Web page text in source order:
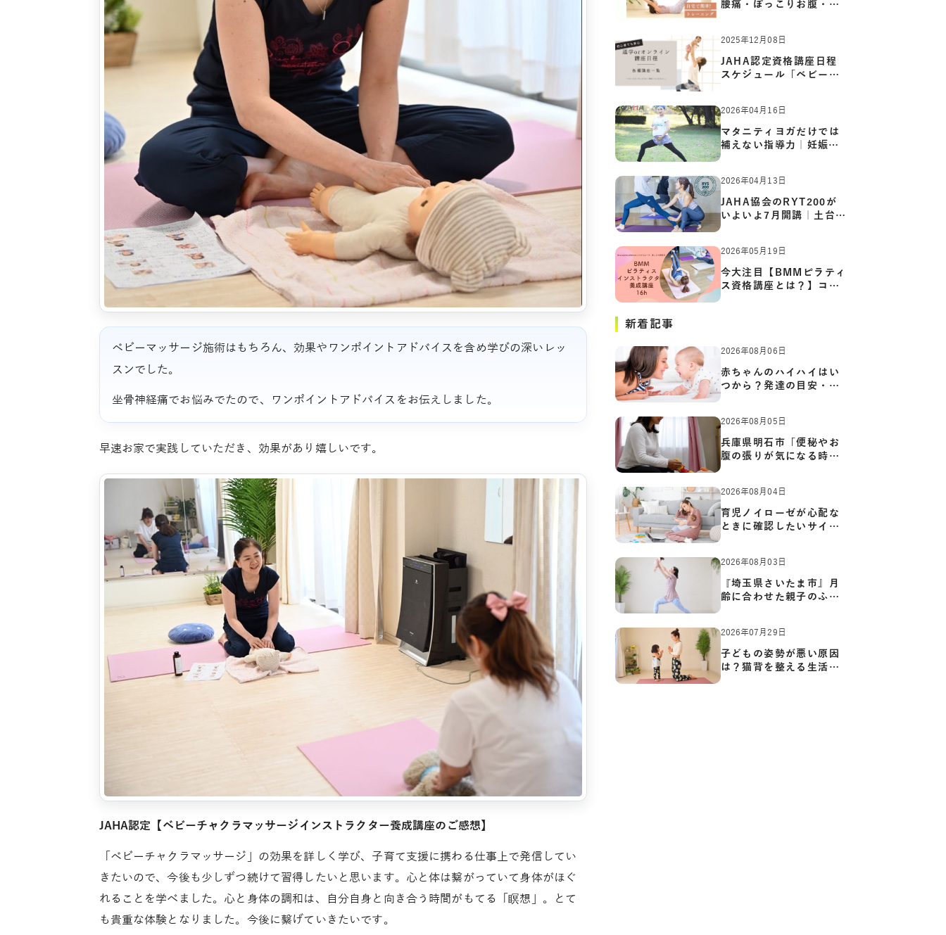
ベビーマッサージ施術はもちろん、効果やワンポイントアドバイスを含め学びの深いレッ
スンでした。
坐骨神経痛でお悩みでたので、ワンポイントアドバイスをお伝えしました。
早速お家で実践していただき、効果があり嬉しいです。
JAHA認定【ベビーチャクラマッサージインストラクター養成講座のご感想】
「ベビーチャクラマッサージ」の効果を詳しく学び、子育て支援に携わる仕事上で発信してい
きたいので、今後も少しずつ続けて習得したいと思います。心と体は繋がっていて身体がほぐ
れることを学べました。心と身体の調和は、自分自身と向き合う時間がもてる「瞑想」。とて
も貴重な体験となりました。今後に繋げていきたいです。
腰痛・ぽっこりお腹・姿
2025年12月08日
JAHA認定資格講座日程
スケジュール「ベビーヨ
2026年04月16日
マタニティヨガだけでは
補えない指導力｜妊娠期
の体…
2026年04月13日
JAHA協会のRYT200が
いよいよ7月開講｜土台か
ら応用ま…
2026年05月19日
今大注目【BMMピラティ
ス資格講座とは？】コア
からカ…
新着記事
2026年08月06日
赤ちゃんのハイハイはい
つから？発達の目安・練
習方…
2026年08月05日
兵庫県明石市「便秘やお
腹の張りが気になる時に
知っ…
2026年08月04日
育児ノイローゼが心配な
ときに確認したいサイン
と心…
2026年08月03日
『埼玉県さいたま市』月
齢に合わせた親子のふれ
あい…
2026年07月29日
子どもの姿勢が悪い原因
は？猫背を整える生活習
慣と…